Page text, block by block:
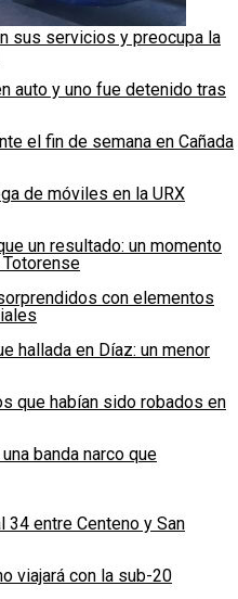
sus servicios y preocupa la
auto y uno fue detenido tras
el fin de semana en Cañada
de móviles en la URX
un resultado: un momento
con elementos
hallada en Díaz: un menor
que habían sido robados en
banda narco que
34 entre Centeno y San
viajará con la sub-20